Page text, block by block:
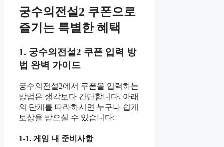
궁수의전설2 쿠폰으로
즐기는 특별한 혜택
1. 궁수의전설2 쿠폰 입력 방
법 완벽 가이드
궁수의전설2에서 쿠폰을 입력하는
방법은 생각보다 간단합니다. 아래
의 단계를 따라하시면 누구나 쉽게
보상을 받으실 수 있습니다:
1-1. 게임 내 준비사항